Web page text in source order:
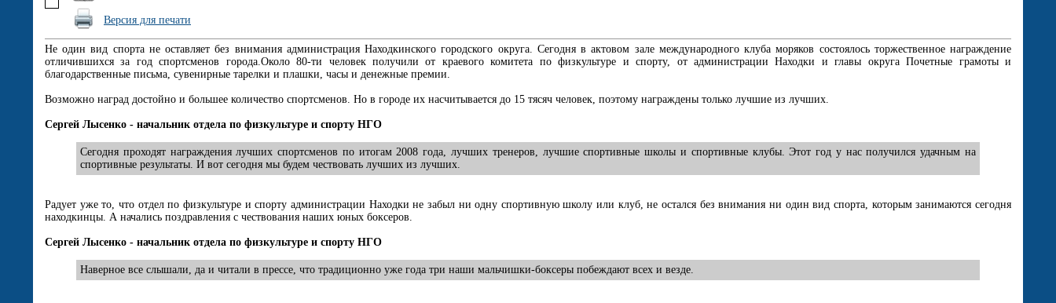
Версия для печати
Не один вид спорта не оставляет без внимания администрация Находкинского городского округа. Сегодня в актовом зале международного клуба моряков состоялось торжественное награждение
отличившихся за год спортсменов города.Около 80-ти человек получили от краевого комитета по физкультуре и спорту, от администрации Находки и главы округа Почетные грамоты и
благодарственные письма, сувенирные тарелки и плашки, часы и денежные премии.
Возможно наград достойно и большее количество спортсменов. Но в городе их насчитывается до 15 тясяч человек, поэтому награждены только лучшие из лучших.
Сергей Лысенко - начальник отдела по физкультуре и спорту НГО
Сегодня проходят награждения лучших спортсменов по итогам 2008 года, лучших тренеров, лучшие спортивные школы и спортивные клубы. Этот год у нас получился удачным на
спортивные результаты. И вот сегодня мы будем чествовать лучших из лучших.
Радует уже то, что отдел по физкультуре и спорту администрации Находки не забыл ни одну спортивную школу или клуб, не остался без внимания ни один вид спорта, которым занимаются сегодня
находкинцы. А начались поздравления с чествования наших юных боксеров.
Сергей Лысенко - начальник отдела по физкультуре и спорту НГО
Наверное все слышали, да и читали в прессе, что традиционно уже года три наши мальчишки-боксеры побеждают всех и везде.